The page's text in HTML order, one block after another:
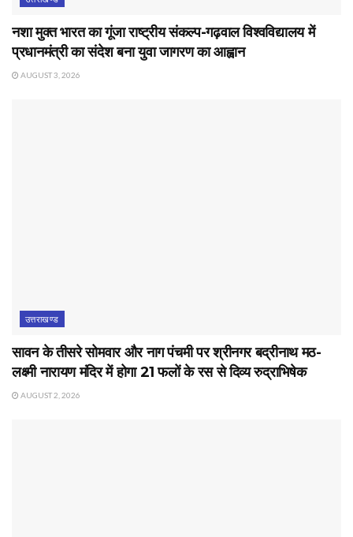
नशा मुक्त भारत का गूंजा राष्ट्रीय संकल्प-गढ़वाल विश्वविद्यालय में
प्रधानमंत्री का संदेश बना युवा जागरण का आह्वान
AUGUST 3, 2026
उत्तराखण्ड
सावन के तीसरे सोमवार और नाग पंचमी पर श्रीनगर बद्रीनाथ मठ-
लक्ष्मी नारायण मंदिर में होगा 21 फलों के रस से दिव्य रुद्राभिषेक
AUGUST 2, 2026